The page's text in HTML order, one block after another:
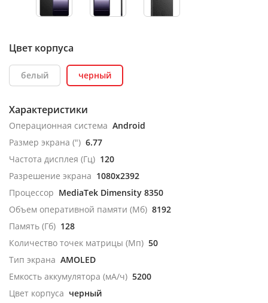
Цвет корпуса
белый черный
Характеристики
Операционная система Android
Размер экрана (") 6.77
Частота дисплея (Гц) 120
Разрешение экрана 1080x2392
Процессор MediaTek Dimensity 8350
Объем оперативной памяти (Мб) 8192
Память (Гб) 128
Количество точек матрицы (Мп) 50
Тип экрана AMOLED
Емкость аккумулятора (мА/ч) 5200
Цвет корпуса черный